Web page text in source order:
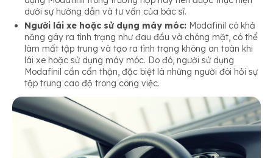
dưới sự hướng dẫn và tư vấn của bác sĩ.
Người lái xe hoặc sử dụng máy móc: Modafinil có khả
năng gây ra tình trạng như đau đầu và chóng mặt, có thể
làm mất tập trung và tạo ra tình trạng không an toàn khi
lái xe hoặc sử dụng máy móc. Do đó, người sử dụng
Modafinil cần cẩn thận, đặc biệt là những người đòi hỏi sự
tập trung cao độ trong công việc.